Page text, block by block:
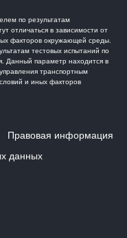
по результатам
отличаться в зависимости от
факторов окружающей среды.
тестовых испытаний по
Данный параметр находится в
транспортным
и иных факторов
Правовая информация
данных